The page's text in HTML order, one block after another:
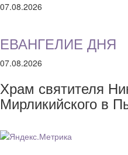
07.08.2026
ЕВАНГЕЛИЕ ДНЯ
07.08.2026
Храм святителя
Мирликийского в